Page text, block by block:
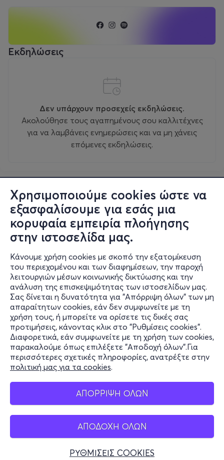
Χρησιμοποιούμε cookies ώστε να
εξασφαλίσουμε για εσάς μια
κορυφαία εμπειρία πλοήγησης
στην ιστοσελίδα μας.
Κάνουμε χρήση cookies με σκοπό την εξατομίκευση
του περιεχομένου και των διαφημίσεων, την παροχή
λειτουργιών μέσων κοινωνικής δικτύωσης και την
ανάλυση της επισκεψιμότητας των ιστοσελίδων μας.
Σας δίνεται η δυνατότητα για "Απόρριψη όλων" των μη
απαραίτητων cookies, εάν δεν συμφωνείτε με τη
χρήση τους, ή μπορείτε να ορίσετε τις δικές σας
προτιμήσεις, κάνοντας κλικ στο "Ρυθμίσεις cookies".
Διαφορετικά, εάν συμφωνείτε με τη χρήση των cookies,
παρακαλούμε όπως επιλέξετε "Αποδοχή όλων".Για
περισσότερες σχετικές πληροφορίες, ανατρέξτε στην
πολιτική μας για τα cookies.
ΑΠΟΡΡΙΨΗ ΟΛΩΝ
ΑΠΟΔΟΧΗ ΟΛΩΝ
ΡΥΘΜΙΣΕΙΣ COOKIES
Εκδηλώσεις
Δεν υπάρχουν προσεχείς εκδηλώσεις.
Ακολούθησε τους αγαπημένους σου καλλιτέχνες
για να λαμβάνεις ενημερώσεις και να μη χάνεις
επόμενες εκδηλώσεις.
Πληροφορίες
Υποστήριξη
Stay Connected
Mobile app